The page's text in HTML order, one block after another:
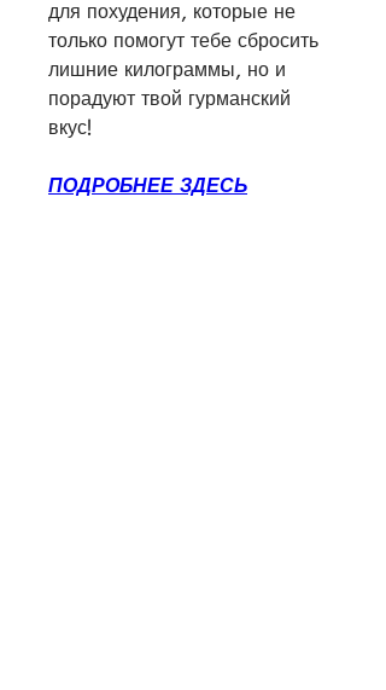
для похудения, которые не
только помогут тебе сбросить
лишние килограммы, но и
порадуют твой гурманский
вкус!
ПОДРОБНЕЕ ЗДЕСЬ